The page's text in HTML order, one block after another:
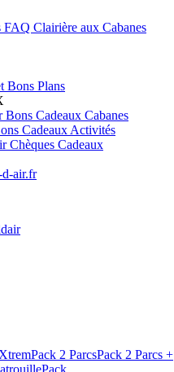
FAQ Clairière aux Cabanes
Bons Plans
Bons Cadeaux Cabanes
Cadeaux Activités
Chèques Cadeaux
Pack 2 ParcsPack 2 Parcs +
Pack